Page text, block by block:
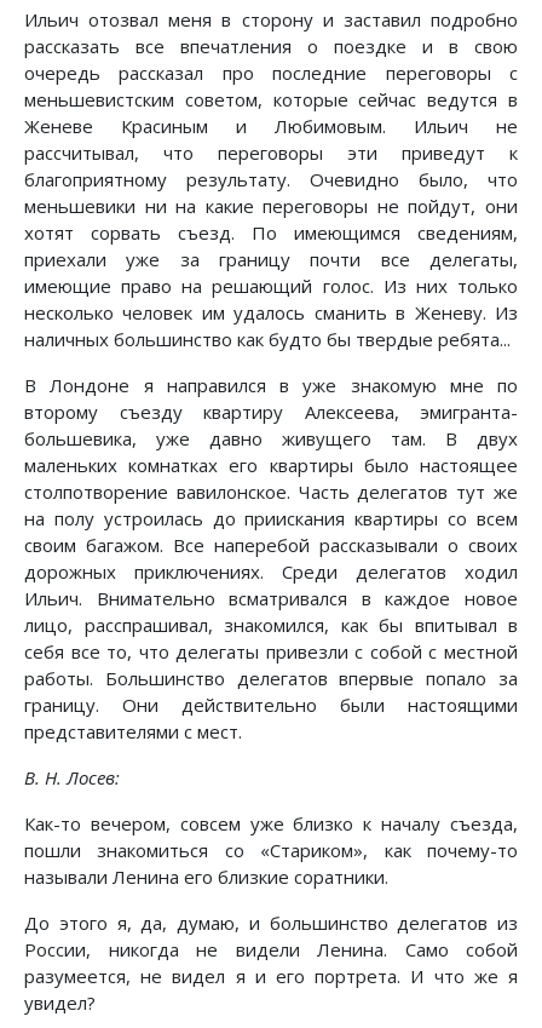
Ильич отозвал меня в сторону и заставил подробно
рассказать все впечатления о поездке и в свою
очередь рассказал про последние переговоры с
меньшевистским советом, которые сейчас ведутся в
Женеве Красиным и Любимовым. Ильич не
рассчитывал, что переговоры эти приведут к
благоприятному результату. Очевидно было, что
меньшевики ни на какие переговоры не пойдут, они
хотят сорвать съезд. По имеющимся сведениям,
приехали уже за границу почти все делегаты,
имеющие право на решающий голос. Из них только
несколько человек им удалось сманить в Женеву. Из
наличных большинство как будто бы твердые ребята...
В Лондоне я направился в уже знакомую мне по
второму съезду квартиру Алексеева, эмигранта-
большевика, уже давно живущего там. В двух
маленьких комнатках его квартиры было настоящее
столпотворение вавилонское. Часть делегатов тут же
на полу устроилась до приискания квартиры со всем
своим багажом. Все наперебой рассказывали о своих
дорожных приключениях. Среди делегатов ходил
Ильич. Внимательно всматривался в каждое новое
лицо, расспрашивал, знакомился, как бы впитывал в
себя все то, что делегаты привезли с собой с местной
работы. Большинство делегатов впервые попало за
границу. Они действительно были настоящими
представителями с мест.
В. Н. Лосев:
Как-то вечером, совсем уже близко к началу съезда,
пошли знакомиться со «Стариком», как почему-то
называли Ленина его близкие соратники.
До этого я, да, думаю, и большинство делегатов из
России, никогда не видели Ленина. Само собой
разумеется, не видел я и его портрета. И что же я
увидел?